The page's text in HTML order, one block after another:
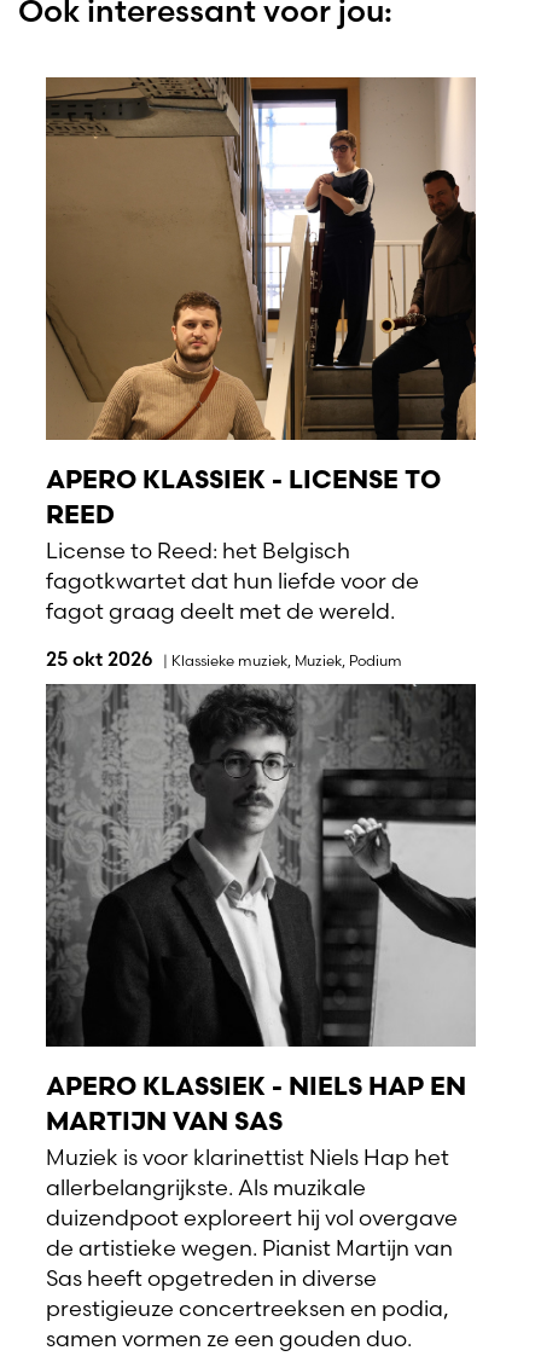
Ook interessant voor jou:
APERO KLASSIEK - LICENSE TO
REED
License to Reed: het Belgisch
fagotkwartet dat hun liefde voor de
fagot graag deelt met de wereld.
25 okt 2026 | Klassieke muziek Muziek Podium
APERO KLASSIEK - NIELS HAP EN
MARTIJN VAN SAS
Muziek is voor klarinettist Niels Hap het
allerbelangrijkste. Als muzikale
duizendpoot exploreert hij vol overgave
de artistieke wegen. Pianist Martijn van
Sas heeft opgetreden in diverse
prestigieuze concertreeksen en podia,
samen vormen ze een gouden duo.